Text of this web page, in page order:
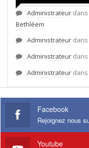
Administrateur dans
Bethléem
Administrateur dans
Administrateur dans
Administrateur dans
Facebook
Youtube